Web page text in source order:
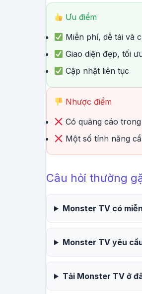
Ưu điểm
Miễn phí, dễ tải và
Giao diện đẹp, tối
Cập nhật liên tục
Nhược điểm
Có quảng cáo
Một số tính năng
Câu hỏi thường
Monster TV có
Monster TV yêu
Tải Monster TV ở